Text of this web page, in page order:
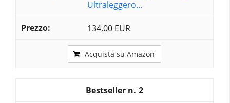
Ultraleggero...
134,00 EUR
Acquista su Amazon
2